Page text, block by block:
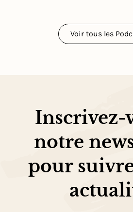
Voir tous les
Inscrivez-
notre
pour